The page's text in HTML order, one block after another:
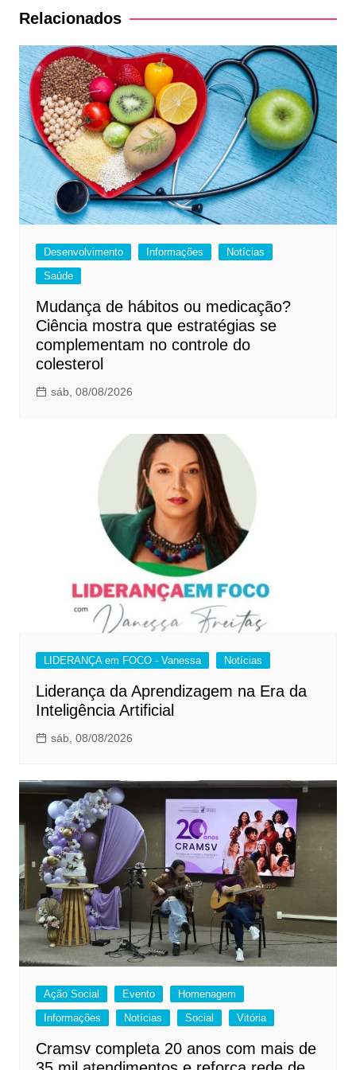
Post
Relacionados
Desenvolvimento Informações
Notícias
Saúde
Mudança de hábitos ou medicação?
Ciência mostra que estratégias se
complementam no controle do
colesterol
sáb, 08/08/2026
LIDERANÇA em FOCO - Vanessa Notícias
Liderança da Aprendizagem na Era da
Inteligência Artificial
sáb, 08/08/2026
Ação Social Evento
Homenagem
Informações
Notícias Social Vitória
Cramsv completa 20 anos com mais de